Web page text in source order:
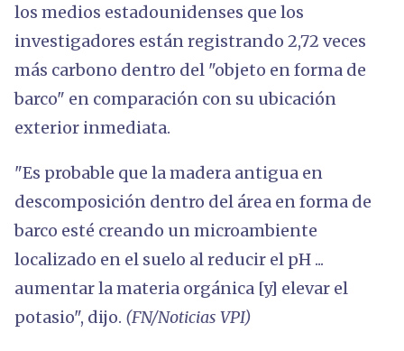
los medios estadounidenses que los
investigadores están registrando 2,72 veces
más carbono dentro del "objeto en forma de
barco" en comparación con su ubicación
exterior inmediata.
"Es probable que la madera antigua en
descomposición dentro del área en forma de
barco esté creando un microambiente
localizado en el suelo al reducir el pH ...
aumentar la materia orgánica [y] elevar el
potasio", dijo. (FN/Noticias VPI)